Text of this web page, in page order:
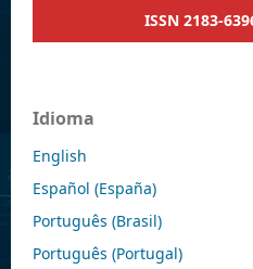
ISSN 2183-
Idioma
English
Español (España)
Português (Brasil)
Português (Portugal)